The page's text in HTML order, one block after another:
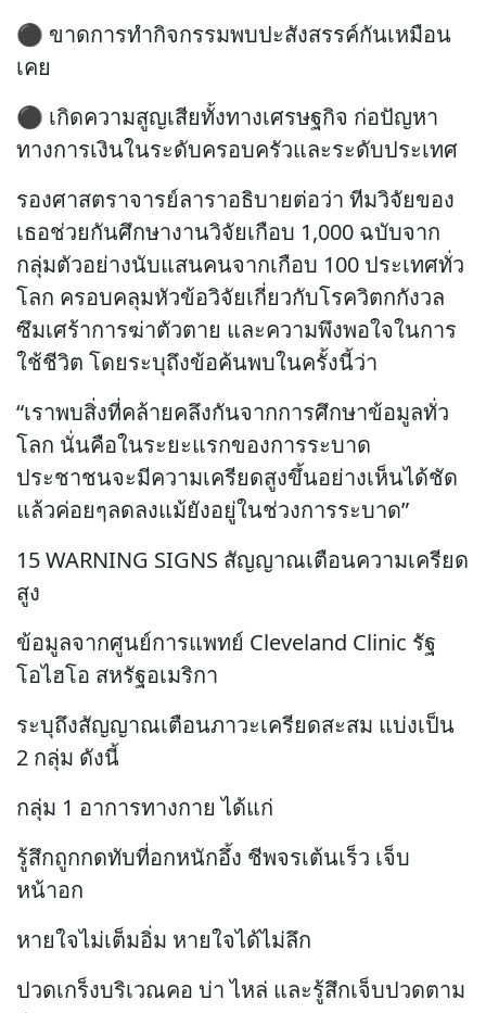
⚫ ขาดการทำกิจกรรมพบปะสังสรรค์กันเหมือน
เคย
⚫ เกิดความสูญเสียทั้งทางเศรษฐกิจ ก่อปัญหา
ทางการเงินในระดับครอบครัวและระดับประเทศ
รองศาสตราจารย์ลาราอธิบายต่อว่า ทีมวิจัยของ
เธอช่วยกันศึกษางานวิจัยเกือบ 1,000 ฉบับจาก
กลุ่มตัวอย่างนับแสนคนจากเกือบ 100 ประเทศทั่ว
โลก ครอบคลุมหัวข้อวิจัยเกี่ยวกับโรควิตกกังวล
ซึมเศร้าการฆ่าตัวตาย และความพึงพอใจในการ
ใช้ชีวิต โดยระบุถึงข้อค้นพบในครั้งนี้ว่า
“เราพบสิ่งที่คล้ายคลึงกันจากการศึกษาข้อมูลทั่ว
โลก นั่นคือในระยะแรกของการระบาด
ประชาชนจะมีความเครียดสูงขึ้นอย่างเห็นได้ชัด
แล้วค่อยๆลดลงแม้ยังอยู่ในช่วงการระบาด”
15 WARNING SIGNS สัญญาณเตือนความเครียด
สูง
ข้อมูลจากศูนย์การแพทย์ Cleveland Clinic รัฐ
โอไฮโอ สหรัฐอเมริกา
ระบุถึงสัญญาณเตือนภาวะเครียดสะสม แบ่งเป็น
2 กลุ่ม ดังนี้
กลุ่ม 1 อาการทางกาย ได้แก่
รู้สึกถูกกดทับที่อกหนักอึ้ง ชีพจรเต้นเร็ว เจ็บ
หน้าอก
หายใจไม่เต็มอิ่ม หายใจได้ไม่ลึก
ปวดเกร็งบริเวณคอ บ่า ไหล่ และรู้สึกเจ็บปวดตาม